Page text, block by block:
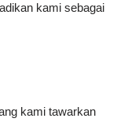
kami sebagai
kami tawarkan